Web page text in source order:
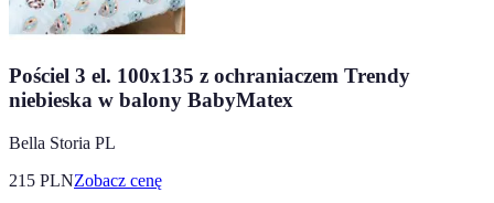
Pościel 3 el. 100x135 z ochraniaczem Trendy
niebieska w balony BabyMatex
Bella Storia PL
215 PLNZobacz cenę